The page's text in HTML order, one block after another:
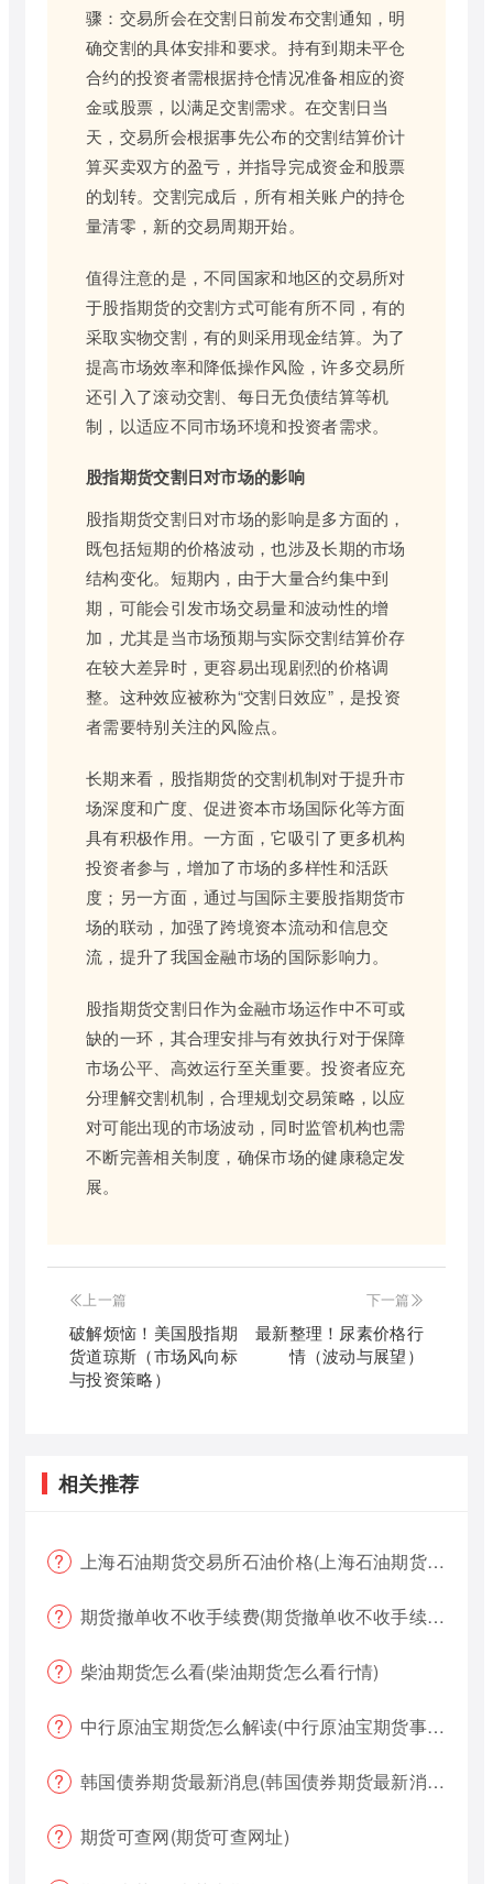
骤：交易所会在交割日前发布交割通知，明
确交割的具体安排和要求。持有到期未平仓
合约的投资者需根据持仓情况准备相应的资
金或股票，以满足交割需求。在交割日当
天，交易所会根据事先公布的交割结算价计
算买卖双方的盈亏，并指导完成资金和股票
的划转。交割完成后，所有相关账户的持仓
量清零，新的交易周期开始。
值得注意的是，不同国家和地区的交易所对
于股指期货的交割方式可能有所不同，有的
采取实物交割，有的则采用现金结算。为了
提高市场效率和降低操作风险，许多交易所
还引入了滚动交割、每日无负债结算等机
制，以适应不同市场环境和投资者需求。
股指期货交割日对市场的影响
股指期货交割日对市场的影响是多方面的，
既包括短期的价格波动，也涉及长期的市场
结构变化。短期内，由于大量合约集中到
期，可能会引发市场交易量和波动性的增
加，尤其是当市场预期与实际交割结算价存
在较大差异时，更容易出现剧烈的价格调
整。这种效应被称为“交割日效应”，是投资
者需要特别关注的风险点。
长期来看，股指期货的交割机制对于提升市
场深度和广度、促进资本市场国际化等方面
具有积极作用。一方面，它吸引了更多机构
投资者参与，增加了市场的多样性和活跃
度；另一方面，通过与国际主要股指期货市
场的联动，加强了跨境资本流动和信息交
流，提升了我国金融市场的国际影响力。
股指期货交割日作为金融市场运作中不可或
缺的一环，其合理安排与有效执行对于保障
市场公平、高效运行至关重要。投资者应充
分理解交割机制，合理规划交易策略，以应
对可能出现的市场波动，同时监管机构也需
不断完善相关制度，确保市场的健康稳定发
展。
上一篇
破解烦恼！美国股指期
货道琼斯（市场风向标
与投资策略）
下一篇
最新整理！尿素价格行
情（波动与展望）
相关推荐
上海石油期货交易所石油价格(上海石油期货交易所石油价格查询)
期货撤单收不收手续费(期货撤单收不收手续费用)
柴油期货怎么看(柴油期货怎么看行情)
中行原油宝期货怎么解读(中行原油宝期货事件)
韩国债券期货最新消息(韩国债券期货最新消息新闻)
期货可查网(期货可查网址)